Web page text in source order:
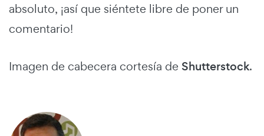
absoluto, ¡así que siéntete libre de poner un
comentario!
Imagen de cabecera cortesía de Shutterstock.